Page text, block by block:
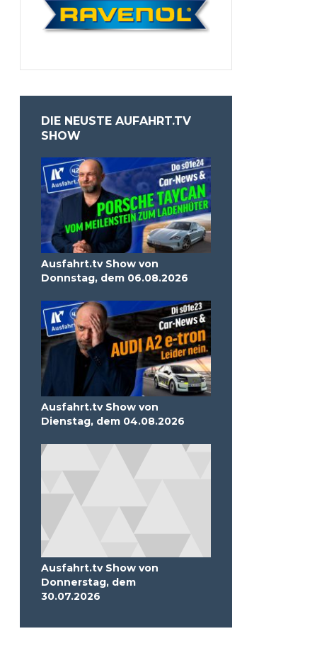
DIE NEUSTE AUFAHRT.TV
SHOW
Ausfahrt.tv Show von
Donnstag, dem 06.08.2026
Ausfahrt.tv Show von
Dienstag, dem 04.08.2026
Ausfahrt.tv Show von
Donnerstag, dem
30.07.2026